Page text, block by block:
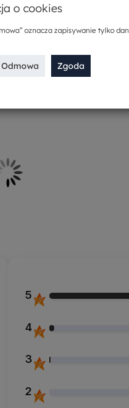
5
4
3
2
o cookies
oznacza zapisywanie tylko
Odmowa Zgoda